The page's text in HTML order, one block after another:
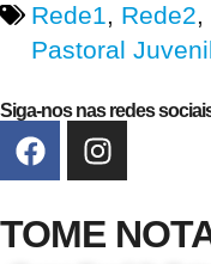
Rede1, Rede2,
Pastoral
Siga-nos nas redes
TOME